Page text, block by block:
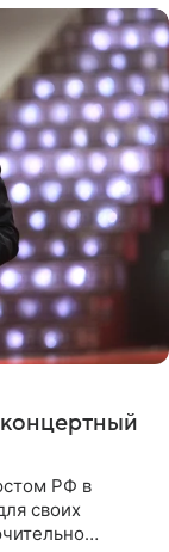
РФ в
своих